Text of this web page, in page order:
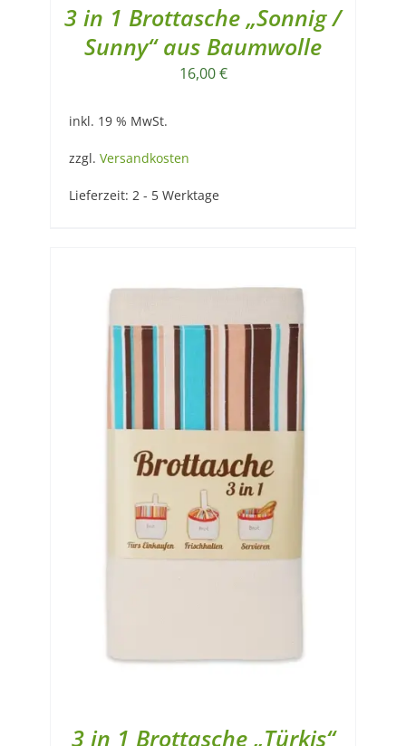
3 in 1 Brottasche „Sonnig /
Sunny“ aus Baumwolle
16,00€
inkl. 19 % MwSt.
zzgl. Versandkosten
Lieferzeit: 2 - 5 Werktage
3 in 1 Brottasche „Türkis“